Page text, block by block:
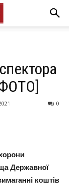
0
Державної
коштів